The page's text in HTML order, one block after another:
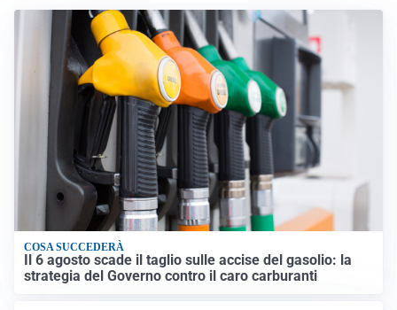
COSA SUCCEDERÀ
Il 6 agosto scade il taglio sulle accise del gasolio: la
strategia del Governo contro il caro carburanti